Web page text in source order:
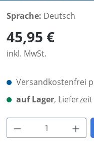
Sprache: Deutsch
Regulärer Preis:
45,95 €
inkl. MwSt.
Versandkostenfrei
auf Lager,
Produkt